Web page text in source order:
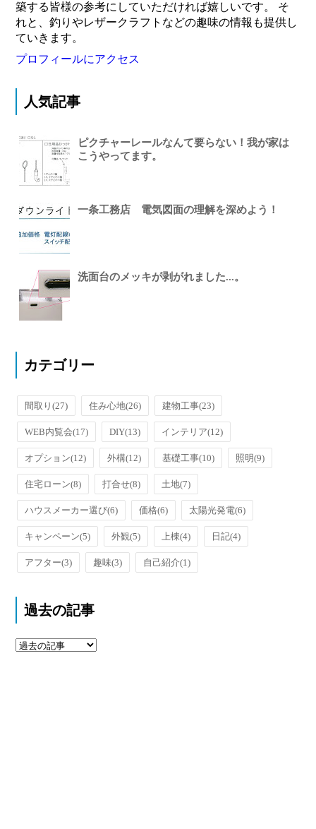
築する皆様の参考にしていただければ嬉しいです。 そ
れと、釣りやレザークラフトなどの趣味の情報も提供し
ていきます。
プロフィールにアクセス
人気記事
ピクチャーレールなんて要らない！我が家は
こうやってます。
一条工務店 電気図面の理解を深めよう！
洗面台のメッキが剥がれました...。
カテゴリー
間取り(27) 住み心地(26) 建物工事(23)
WEB内覧会(17) DIY(13) インテリア(12)
オプション(12) 外構(12) 基礎工事(10) 照明(9)
住宅ローン(8) 打合せ(8) 土地(7)
ハウスメーカー選び(6) 価格(6) 太陽光発電(6)
キャンペーン(5) 外観(5) 上棟(4) 日記(4)
アフター(3) 趣味(3) 自己紹介(1)
過去の記事